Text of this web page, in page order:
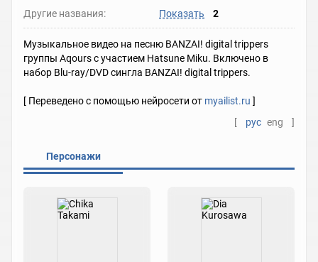
Другие названия:
Показать 2
Музыкальное видео на песню BANZAI! digital trippers
группы Aqours с участием Hatsune Miku. Включено в
набор Blu-ray/DVD сингла BANZAI! digital trippers.
[ Переведено с помощью нейросети от myailist.ru ]
[
рус eng ]
Персонажи